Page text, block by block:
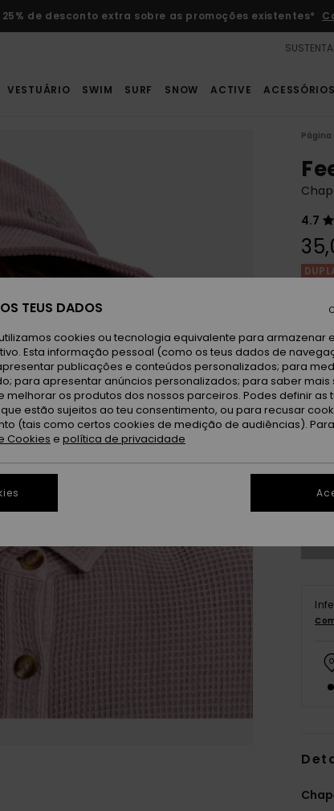
25% de desconto extra sobre as promoções existentes*
VESTUÁRIO SWIM SURF SNOW ACTIVE ACESSÓRIOS
Página
4.7
TEUS DADOS
cookies ou tecnologia equivalente para armazenar
Esta informação pessoal (como os teus dados de
publicações e conteúdos personalizados; para
para apresentar anúncios personalizados; para saber mais
melhorar os produtos dos nossos parceiros. Podes definir as
estão sujeitos ao teu consentimento, ou para recusar
(tais como certos cookies de medição de audiências).
Cookies e política de privacidade